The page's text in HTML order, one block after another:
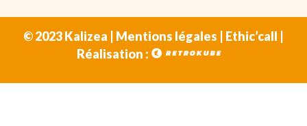
© 2023 Kalizea | Mentions légales Ethic’call
Réalisation :